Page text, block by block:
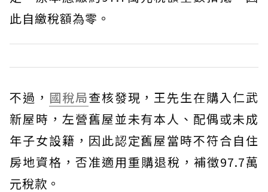
此自繳稅額為零。
不過， 國稅局查核發現，王先生在購入仁武
新屋時，左營舊屋並未有本人、配偶或未成
年子女設籍，因此認定舊屋當時不符合自住
房地資格，否准適用重購退稅，補徵97.7萬
元稅款。